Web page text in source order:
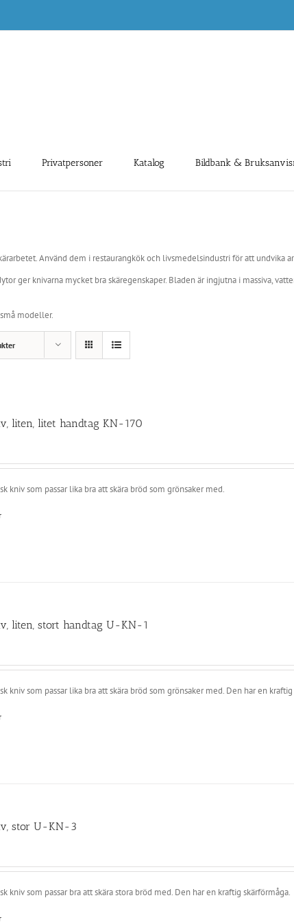
Privatpersoner Katalog Bildbank &
Använd dem i restaurangkök och livsmedelsindustri för att undvika
ger knivarna mycket bra skäregenskaper. Bladen är ingjutna i massiva,
modeller.
liten, litet handtag KN-170
kniv som passar lika bra att skära bröd som grönsaker med.
liten, stort handtag U-KN-1
kniv som passar lika bra att skära bröd som grönsaker med. Den har en
stor U-KN-3
kniv som passar bra att skära stora bröd med. Den har en kraftig skärförmåga.